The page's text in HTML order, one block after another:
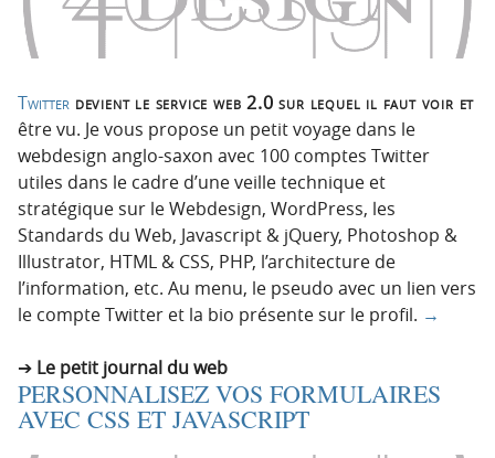
Twitter devient le service web 2.0 sur lequel il faut voir et
être vu. Je vous propose un petit voyage dans le
webdesign anglo-saxon avec 100 comptes Twitter
utiles dans le cadre d’une veille technique et
stratégique sur le Webdesign, WordPress, les
Standards du Web, Javascript & jQuery, Photoshop &
Illustrator, HTML & CSS, PHP, l’architecture de
l’information, etc. Au menu, le pseudo avec un lien vers
le compte Twitter et la bio présente sur le profil. →
Le petit journal du web
PERSONNALISEZ VOS FORMULAIRES
AVEC CSS ET JAVASCRIPT